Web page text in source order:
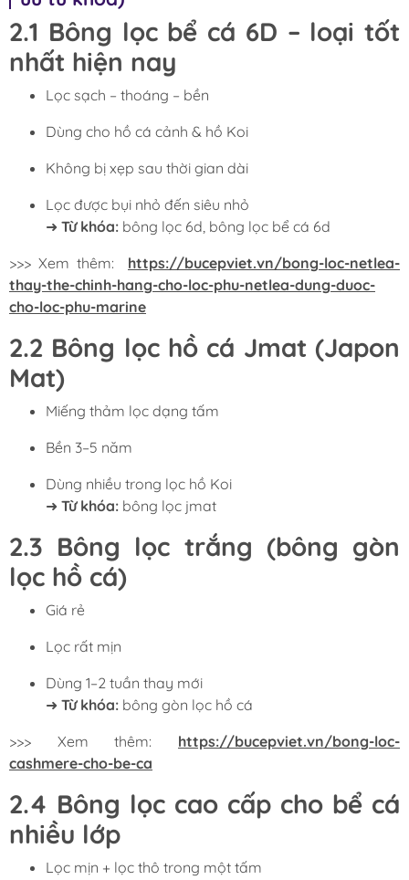
2.1 Bông lọc bể cá 6D – loại tốt
nhất hiện nay
Lọc sạch – thoáng – bền
Dùng cho hồ cá cảnh & hồ Koi
Không bị xẹp sau thời gian dài
Lọc được bụi nhỏ đến siêu nhỏ
➜ Từ khóa: bông lọc 6d, bông lọc bể cá 6d
>>> Xem thêm: https://bucepviet.vn/bong-loc-netlea-
thay-the-chinh-hang-cho-loc-phu-netlea-dung-duoc-
cho-loc-phu-marine
2.2 Bông lọc hồ cá Jmat (Japon
Mat)
Miếng thảm lọc dạng tấm
Bền 3–5 năm
Dùng nhiều trong lọc hồ Koi
➜ Từ khóa: bông lọc jmat
2.3 Bông lọc trắng (bông gòn
lọc hồ cá)
Giá rẻ
Lọc rất mịn
Dùng 1–2 tuần thay mới
➜ Từ khóa: bông gòn lọc hồ cá
>>> Xem thêm: https://bucepviet.vn/bong-loc-
cashmere-cho-be-ca
2.4 Bông lọc cao cấp cho bể cá
nhiều lớp
Lọc mịn + lọc thô trong một tấm